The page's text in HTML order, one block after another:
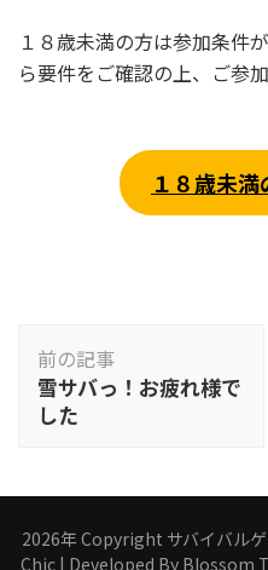
１８歳未満の方は参加条件
ら要件をご確認の上、ご参
１８歳未
稿
ナ
ビ
ー
シ
ョ
前の記事
雪サバっ！お疲れ様で
した
2026年 Copyright サバイバル
Chic | Developed By Blossom